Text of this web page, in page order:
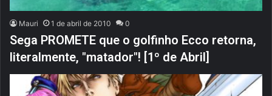
Mauri 1 de abril de 2010 0
Sega PROMETE que o golfinho Ecco retorna,
literalmente, "matador"! [1º de Abril]